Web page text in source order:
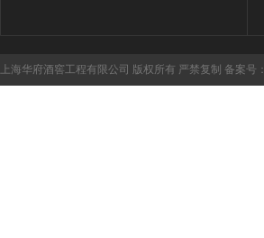
上海华府酒窖工程有限公司 版权所有 严禁复制 备案号：